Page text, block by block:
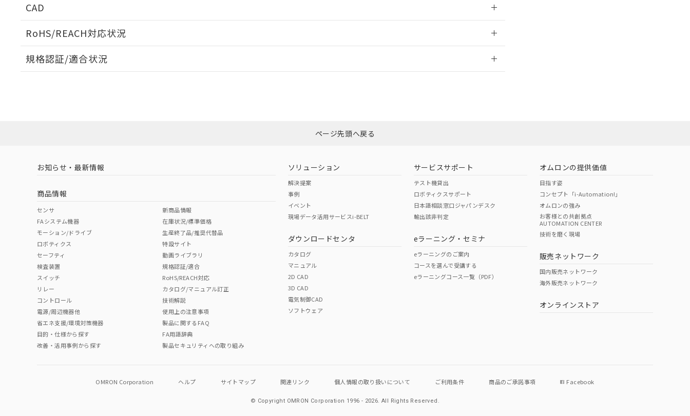
CAD
RoHS/REACH対応状況
EU RoHS 注意事項・凡例
ダウンロードはこちら
中国 RoHS 注意事項・凡例
中国 RoHS表
Pb Hg Cr(VI)
O O
"対応済み"や非含有の記載がされた商品であっても、流通在庫等で未対応品が混在する可能性があります。
非含有品が必要な際は、弊社営業部門もしくは販売店へお問い合わせください。
規格認証/適合状況
（イギリス
（ノルウェー
（日本
（アメリカ
この製品の規格認証/適合状況ページへ
その他の認証はこちらのページからご検索ください
ページ先頭へ戻る
お知らせ・最新情報
商品情報
センサ
FAシステム機器
モーション/ドライブ
ロボティクス
セーフティ
検査装置
スイッチ
リレー
コントロール
電源/周辺機器他
省エネ支援/環境対策機器
目的・仕様から探す
改善・活用事例から探す
新商品情報
在庫状況/標準価格
生産終了品/推奨代替品
特設サイト
動画ライブラリ
規格認証/適合
RoHS/REACH対応
カタログ/マニュアル訂正
技術解説
使用上の注意事項
製品に関するFAQ
FA用語辞典
製品セキュリティへの取り組み
ソリューション
解決提案
事例
イベント
現場データ活用サービスi-BELT
ダウンロードセンタ
カタログ
マニュアル
2D CAD
3D CAD
電気制御CAD
ソフトウェア
サービスサポート
テスト機貸出
ロボティクスサポート
日本語相談窓口ジャパンデスク
輸出該非判定
eラーニング・セミナ
eラーニングのご案内
コースを選んで受講する
eラーニングコース一覧（PDF）
オムロンの提供価値
目指す姿
コンセプト「i-Automation!」
オムロンの強み
お客様との共創拠点
AUTOMATION CENTER
技術を磨く現場
販売ネットワーク
国内販売ネットワーク
海外販売ネットワーク
オンラインストア
OMRON Corporation ヘルプ サイトマップ 関連リンク 個人情報の取り扱いについて ご利用条件 商品のご承諾事項 Facebook
© Copyright OMRON Corporation 1996 - 2026.All Rights Reserved.